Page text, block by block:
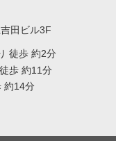
田ビル3F
徒歩 約2分
歩 約11分
約14分